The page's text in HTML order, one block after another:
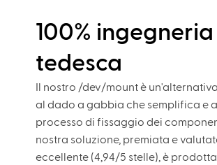
100% ingegneria
tedesca
Il nostro /dev/mount è
al dado a gabbia che semplifica e
processo di fissaggio dei
nostra soluzione, premiata e
eccellente (4,94/5 stelle), è